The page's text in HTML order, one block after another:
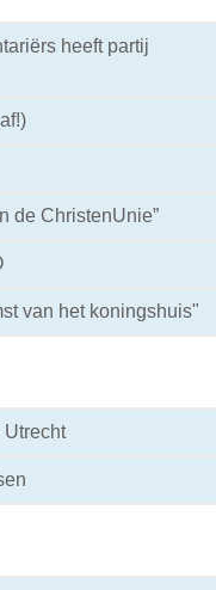
heeft partij
de ChristenUnie”
van het koningshuis"
Utrecht